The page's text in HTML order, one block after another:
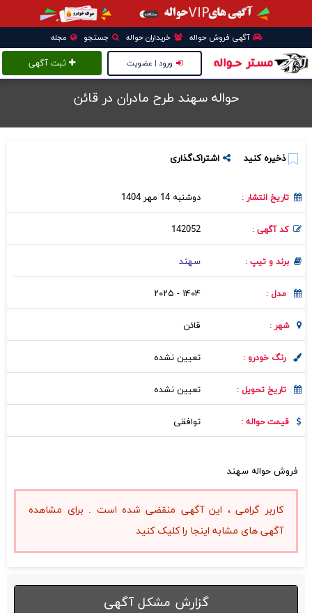
آگهی فروش حواله خریداران حواله جستجو مجله
ثبت آگهی ورود | عضویت
حواله سهند طرح مادران در قائن
ذخیره کنید اشتراک‌گذاری
تاریخ انتشار : دوشنبه 14 مهر 1404
کد آگهی : 142052
برند و تیپ : سهند
مدل : ۱۴۰۴ - ۲۰۲۵
شهر : قائن
رنگ خودرو : تعیین نشده
تاریخ تحویل : تعیین نشده
قیمت حواله : توافقی
فروش حواله سهند
کاربر گرامی ، این آگهی منقضی شده است . برای مشاهده
آگهی های مشابه اینجا را کلیک کنید
گزارش مشکل آگهی